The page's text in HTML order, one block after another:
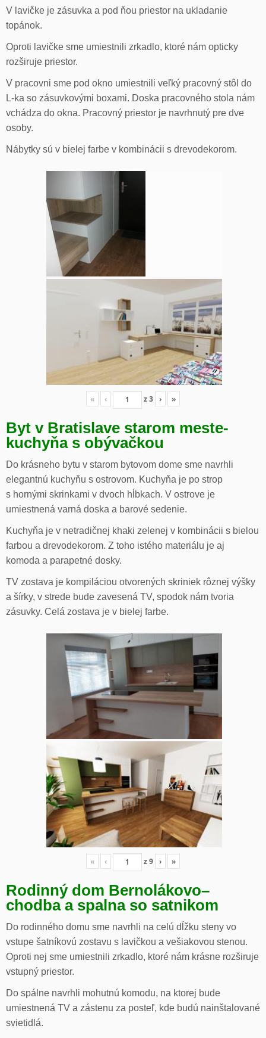
V lavičke je zásuvka a pod ňou priestor na ukladanie
topánok.
Oproti lavičke sme umiestnili zrkadlo, ktoré nám opticky
rozširuje priestor.
V pracovni sme pod okno umiestnili veľký pracovný stôl do
L-ka so zásuvkovými boxami. Doska pracovného stola nám
vchádza do okna. Pracovný priestor je navrhnutý pre dve
osoby.
Nábytky sú v bielej farbe v kombinácii s drevodekorom.
« ‹ z3 › »
Byt v Bratislave starom meste-
kuchyňa s obývačkou
Do krásneho bytu v starom bytovom dome sme navrhli
elegantnú kuchyňu s ostrovom. Kuchyňa je po strop
s hornými skrinkami v dvoch hĺbkach. V ostrove je
umiestnená varná doska a barové sedenie.
Kuchyňa je v netradičnej khaki zelenej v kombinácii s bielou
farbou a drevodekorom. Z toho istého materiálu je aj
komoda a parapetné dosky.
TV zostava je kompiláciou otvorených skriniek rôznej výšky
a šírky, v strede bude zavesená TV, spodok nám tvoria
zásuvky. Celá zostava je v bielej farbe.
« ‹ z9 › »
Rodinný dom Bernolákovo–
chodba a spalna so satnikom
Do rodinného domu sme navrhli na celú dĺžku steny vo
vstupe šatníkovú zostavu s lavičkou a vešiakovou stenou.
Oproti nej sme umiestnili zrkadlo, ktoré nám krásne rozširuje
vstupný priestor.
Do spálne navrhli mohutnú komodu, na ktorej bude
umiestnená TV a zástenu za posteľ, kde budú nainštalované
svietidlá.